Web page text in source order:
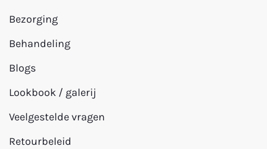
Bezorging
Behandeling
Blogs
Lookbook / galerij
Veelgestelde vragen
Retourbeleid